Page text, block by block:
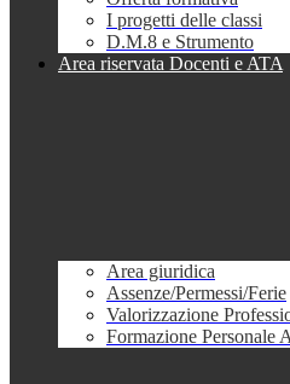
I progetti delle classi
D.M.8 e Strumento
Area riservata Docenti e ATA
Area giuridica
Assenze/Permessi/Ferie
Valorizzazione
Formazione Personale